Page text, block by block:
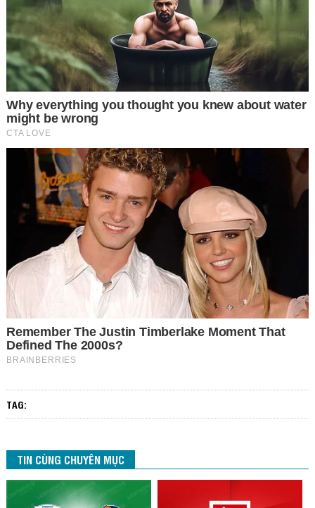
TAG:
TIN CÙNG CHUYÊN MỤC